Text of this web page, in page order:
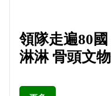
領隊走遍80
淋淋 骨頭文